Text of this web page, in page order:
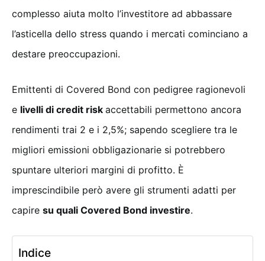
complesso aiuta molto l’investitore ad abbassare
l’asticella dello stress quando i mercati cominciano a
destare preoccupazioni.
Emittenti di Covered Bond con pedigree ragionevoli
e livelli di credit risk accettabili permettono ancora
rendimenti trai 2 e i 2,5%; sapendo scegliere tra le
migliori emissioni obbligazionarie si potrebbero
spuntare ulteriori margini di profitto. È
imprescindibile però avere gli strumenti adatti per
capire su quali Covered Bond investire.
Indice